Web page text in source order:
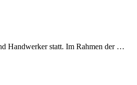
Handwerker statt. Im Rahmen der …